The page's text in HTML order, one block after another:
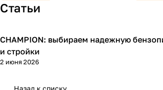
Статьи
Пилы
CHAMPION: выбираем надежную
и стройки
2 июня 2026